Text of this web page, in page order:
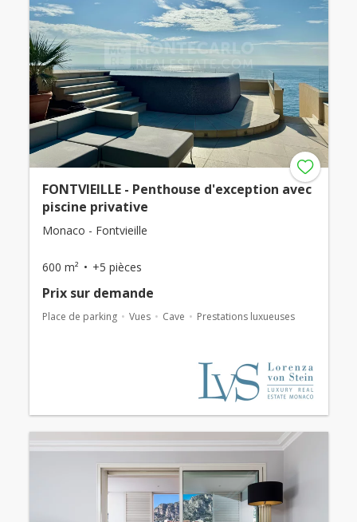
FONTVIEILLE - Penthouse d'exception avec
piscine privative
Monaco - Fontvieille
600 m² +5 pièces
Prix ​​sur demande
Place de parking Vues Cave Prestations luxueuses